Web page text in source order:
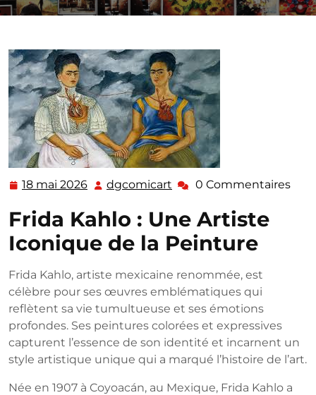
18 mai 2026 18
2026
dgcomicart dgcomicart
0 Commentaires
Frida Kahlo : Une Artiste
Iconique de la Peinture
Frida Kahlo, artiste mexicaine renommée, est
célèbre pour ses œuvres emblématiques qui
reflètent sa vie tumultueuse et ses émotions
profondes. Ses peintures colorées et expressives
capturent l’essence de son identité et incarnent un
style artistique unique qui a marqué l’histoire de l’art.
Née en 1907 à Coyoacán, au Mexique, Frida Kahlo a